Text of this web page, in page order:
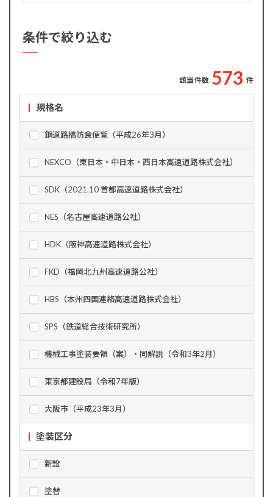
条件で絞り込む
該当件数 573 件
規格名
鋼道路橋防食便覧（平成26年3月）
NEXCO（東日本・中日本・西日本高速道路株式会社）
SDK（2021.10 首都高速道路株式会社）
NES（名古屋高速道路公社）
HDK（阪神高速道路株式会社）
FKD（福岡北九州高速道路公社）
HBS（本州四国連絡高速道路株式会社）
SPS（鉄道総合技術研究所）
機械工事塗装要領（案）・同解説（令和3年2月）
東京都建設局（令和7年版）
大阪市（平成23年3月）
塗装区分
新設
塗替